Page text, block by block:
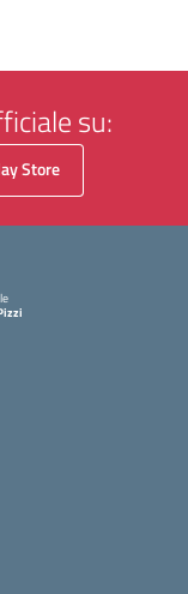
su:
Store
iniziale della scuola